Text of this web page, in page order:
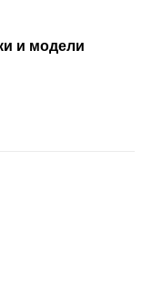
и модели